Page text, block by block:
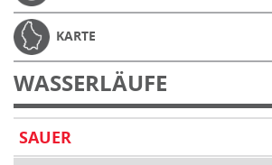
KARTE
WASSERLÄUFE
SAUER